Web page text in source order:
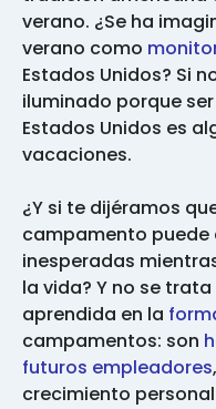
verano. ¿Se ha
verano como
Estados Unidos? Si
iluminado porque
Estados Unidos es
vacaciones.
¿Y si te dijéramos
campamento puede
inesperadas
la vida? Y no se
aprendida en la
campamentos: son
futuros empleadores
crecimiento